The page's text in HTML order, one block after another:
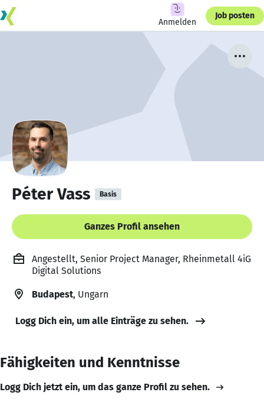
Anmelden
Job posten
Péter Vass Basis
Ganzes Profil ansehen
Angestellt, Senior Project Manager, Rheinmetall 4iG
Digital Solutions
Budapest, Ungarn
Logg Dich ein, um alle Einträge zu sehen.
Fähigkeiten und Kenntnisse
Logg Dich jetzt ein, um das ganze Profil zu sehen.